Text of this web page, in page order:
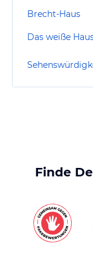
Brecht-Haus
Finde